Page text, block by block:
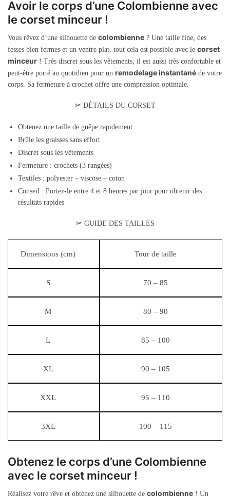
Avoir le corps d’une Colombienne avec
le corset minceur !
Vous rêvez d’une silhouette de colombienne ? Une taille fine, des
fesses bien fermes et un ventre plat, tout cela est possible avec le corset
minceur ! Très discret sous les vêtements, il est aussi très confortable et
peut-être porté au quotidien pour un remodelage instantané de votre
corps. Sa fermeture à crochet offre une compression optimale.
✂ DÉTAILS DU CORSET
Obtenez une taille de guêpe rapidement
Brûle les graisses sans effort
Discret sous les vêtements
Fermeture : crochets (3 rangées)
Textiles : polyester – viscose – coton
Conseil : Portez-le entre 4 et 8 heures par jour pour obtenir des
résultats rapides
✂ GUIDE DES TAILLES
Dimensions (cm) Tour de taille
S 70 – 85
M 80 – 90
L 85 – 100
XL 90 – 105
XXL 95 – 110
3XL 100 – 115
Obtenez le corps d’une Colombienne
avec le corset minceur !
Réalisez votre rêve et obtenez une silhouette de colombienne ! Un